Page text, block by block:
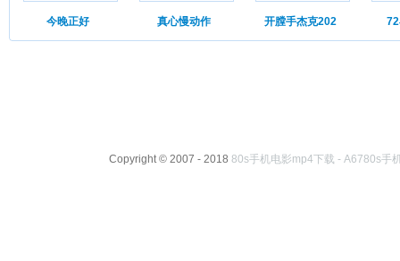
今晚正好 真心慢动作 开膛手杰克202
Copyright © 2007 - 2018 80s手机电影mp4下载 - A6780s手